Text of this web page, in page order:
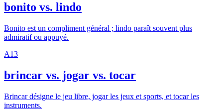
bonito vs. lindo
Bonito est un compliment général ; lindo paraît souvent plus
admiratif ou appuyé.
A13
brincar vs. jogar vs. tocar
Brincar désigne le jeu libre, jogar les jeux et sports, et tocar les
instruments.